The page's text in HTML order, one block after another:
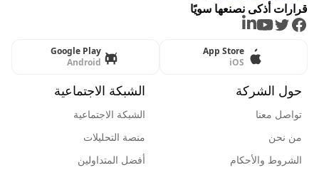
قرارات أذكى نصنعها سويًا
Facebook
Twitter
Youtube
LinkedIn
App Store
iOS
Google Play
Android
حول الشركة
تواصل معنا
من نحن
الشروط والأحكام
الشبكة الاجتماعية
الشبكة الاجتماعية
منصة التحليلات
أفضل المتداولين